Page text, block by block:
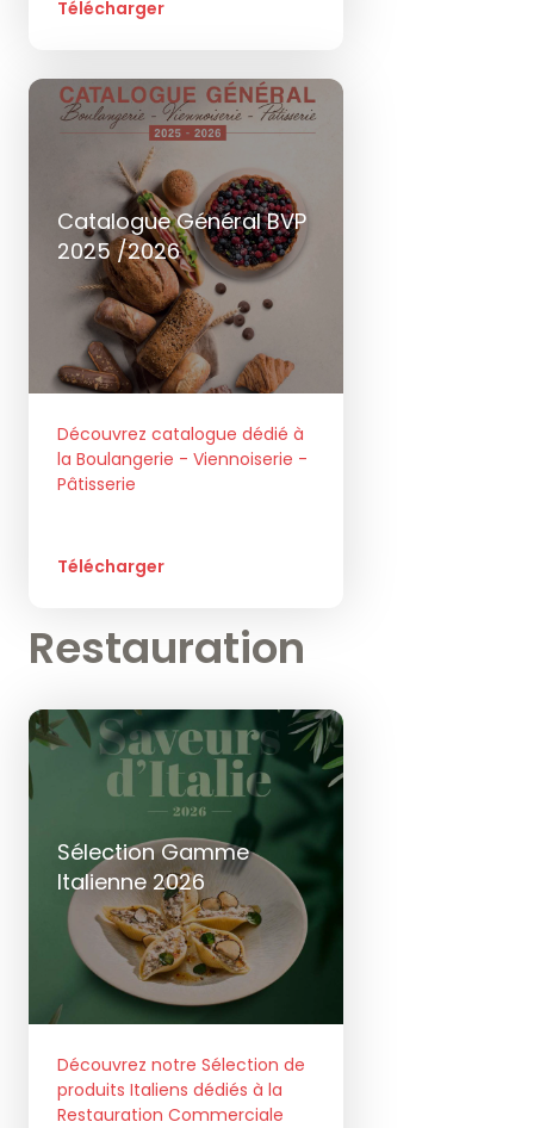
Télécharger
Catalogue Général BVP
2025 /2026
Découvrez catalogue dédié à
la Boulangerie - Viennoiserie -
Pâtisserie
Télécharger
Restauration
Sélection Gamme
Italienne 2026
Découvrez notre Sélection de
produits Italiens dédiés à la
Restauration Commerciale